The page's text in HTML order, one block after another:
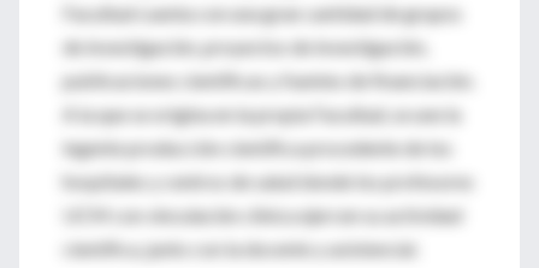
Facultad cuenta con una gran cantidad de grupos
de investigación, proyectos de investigación,
publicaciones científicas y fuentes de financiación.
A la que se origina en la propia Facultad, se une la
ingente producción científica procedente de los
hospitales y centros de salud donde los profesores
UCM con vinculación clínica ejercen su actividad
científica, junto con la docente y asistencial.